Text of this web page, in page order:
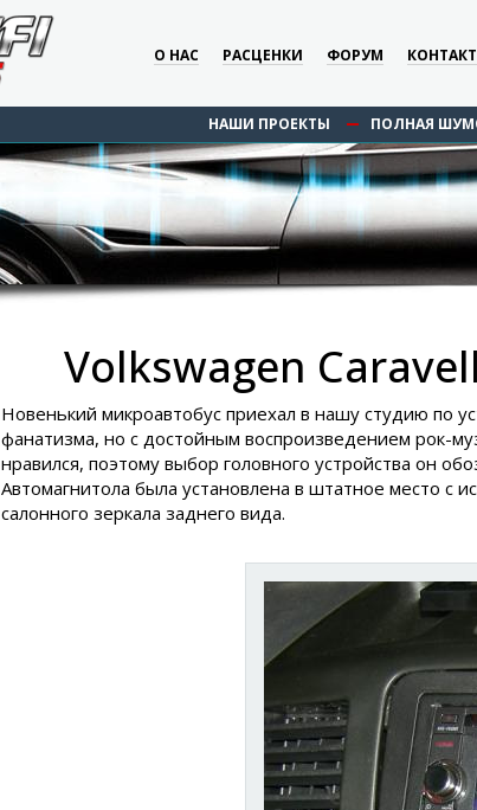
О НАС РАСЦЕНКИ ФОРУМ
НАШИ ПРОЕКТЫ ПОЛНАЯ
Volkswagen
Новенький микроавтобус приехал в нашу студию по
фанатизма, но с достойным воспроизведением рок-
нравился, поэтому выбор головного устройства он
Автомагнитола была установлена в штатное место
салонного зеркала заднего вида.